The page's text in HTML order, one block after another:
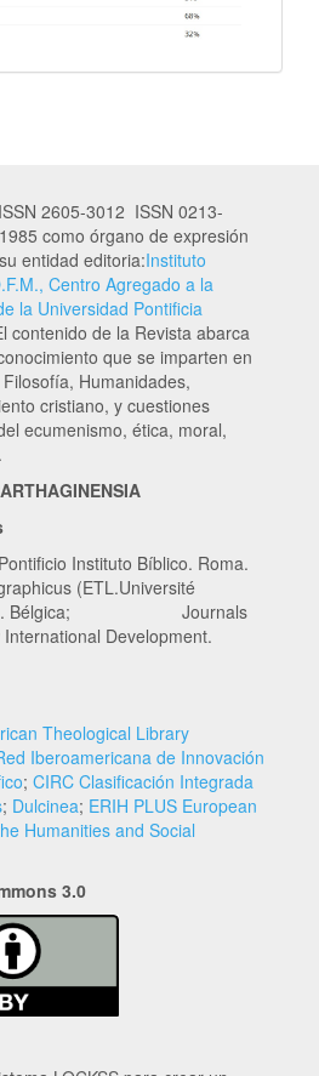
2605-3012 ISSN 0213-
como órgano de expresión
entidad editoria:Instituto
Centro Agregado a la
la Universidad Pontificia
contenido de la Revista abarca
que se imparten en
Humanidades,
cristiano, y cuestiones
ecumenismo, ética, moral,
Instituto Bíblico. Roma.
(ETL.Université
Bélgica; Journals
Development.
Theological Library
Iberoamericana de Innovación
; CIRC Clasificación Integrada
; Dulcinea; ERIH PLUS European
Humanities and Social
3.0